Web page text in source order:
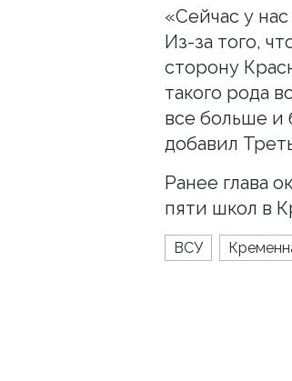
«Сейчас у
Из-за того,
сторону
такого рода
все больше и
добавил
Ранее глава
пяти школ в
ВСУ